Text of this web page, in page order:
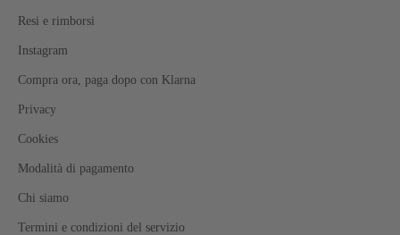
Resi e rimborsi
Instagram
Compra ora, paga dopo con Klarna
Privacy
Cookies
Modalità di pagamento
Chi siamo
Termini e condizioni del servizio